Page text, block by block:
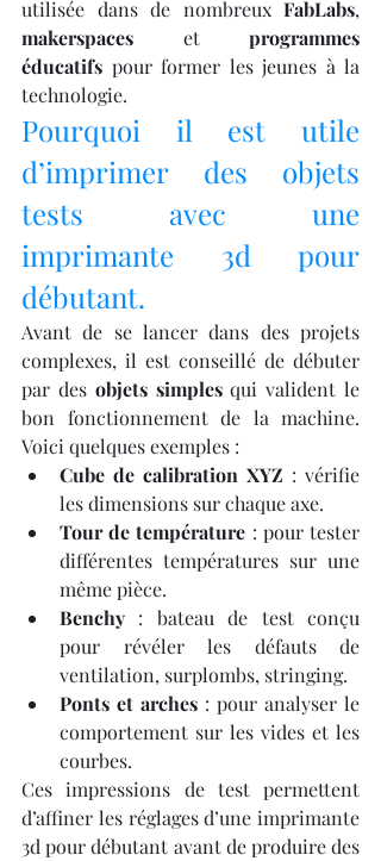
utilisée dans de nombreux FabLabs
makerspaces et programmes
éducatifs pour former les jeunes à la
technologie.
Pourquoi il est utile
d’imprimer des objets
tests avec une
imprimante 3d pour
débutant.
Avant de se lancer dans des projets
complexes, il est conseillé de débuter
par des objets simples qui valident le
bon fonctionnement de la machine.
Voici quelques exemples :
Cube de calibration XYZ : vérifie
les dimensions sur chaque axe.
Tour de température : pour tester
différentes températures sur une
même pièce.
Benchy : bateau de test conçu
pour révéler les défauts de
ventilation, surplombs, stringing.
Ponts et arches : pour analyser le
comportement sur les vides et les
courbes.
Ces impressions de test permettent
d’affiner les réglages d’une imprimante
3d pour débutant avant de produire des